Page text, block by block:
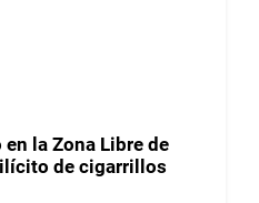
la Zona Libre de
de cigarrillos